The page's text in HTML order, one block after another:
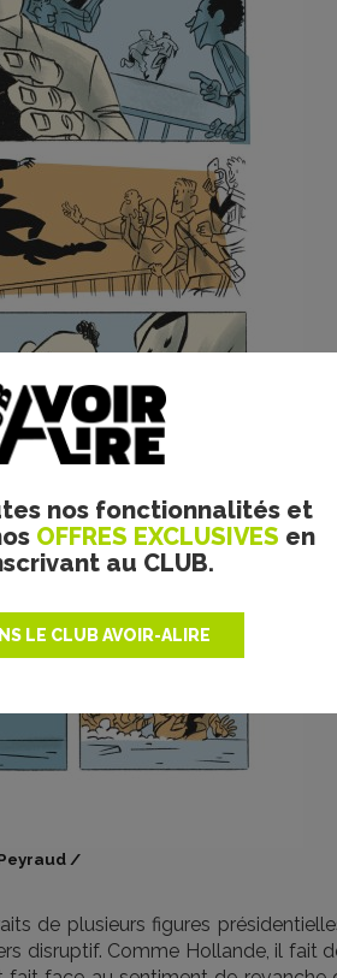
nos fonctionnalités et
OFFRES EXCLUSIVES en
au CLUB.
LE CLUB AVOIR-ALIRE
/
de plusieurs figures
disruptif. Comme Hollande, il fait